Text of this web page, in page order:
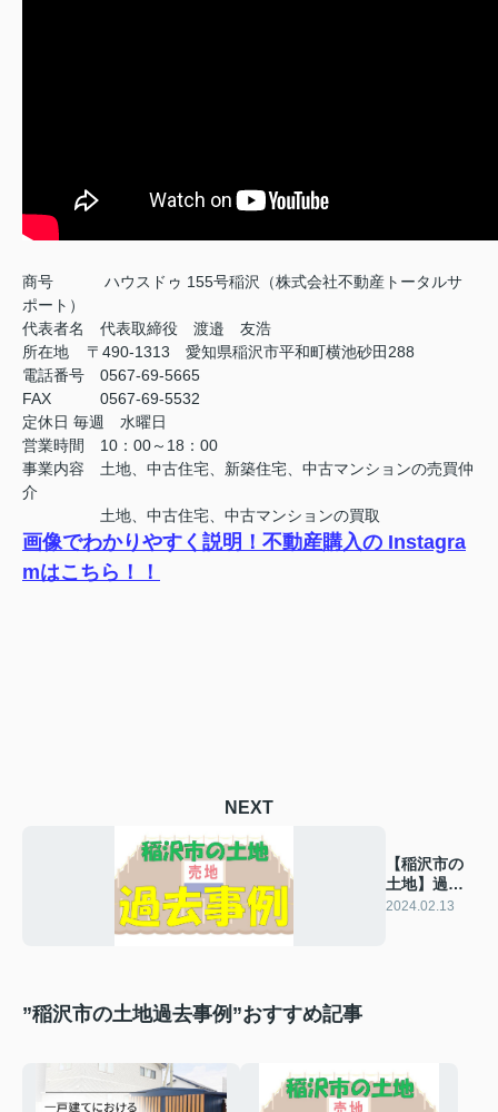
商号
ハウスドゥ 155号稲沢（株式会社不動産トータルサ
ポート）
代表者名 代表取締役 渡邉 友浩
所在地 〒490-1313 愛知県稲沢市平和町横池砂田288
電話番号 0567-69-5665
FAX
0567-69-5532
定休日 毎週 水曜日
営業時間 10：00～18：00
事業内容 土地、中古住宅、新築住宅、中古マンションの売買仲
介
土地、中古住宅、中古マンションの買取
画像でわかりやすく説明！不動産購入の Instagra
mはこちら！！
NEXT
【稲沢市の
土地】過去
の販売事例
2024.02.13
”稲沢市の土地過去事例”おすすめ記事